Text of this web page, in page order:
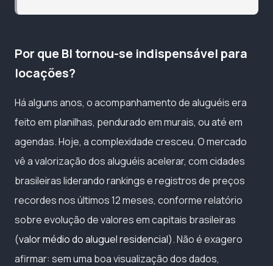
Por que BI tornou-se indispensável para
locações?
Há alguns anos, o acompanhamento de aluguéis era
feito em planilhas, pendurado em murais, ou até em
agendas. Hoje, a complexidade cresceu. O mercado
vê a valorização dos aluguéis acelerar, com cidades
brasileiras liderando rankings e registros de preços
recordes nos últimos 12 meses, conforme relatório
sobre evolução de valores em capitais brasileiras
(valor médio do aluguel residencial). Não é exagero
afirmar: sem uma boa visualização dos dados,